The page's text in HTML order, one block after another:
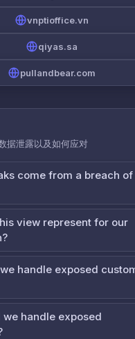
vnptioffice.vn
qiyas.sa
pullandbear.com
据泄露以及如何应对
come from a breach
view represent for our
handle exposed
we handle exposed